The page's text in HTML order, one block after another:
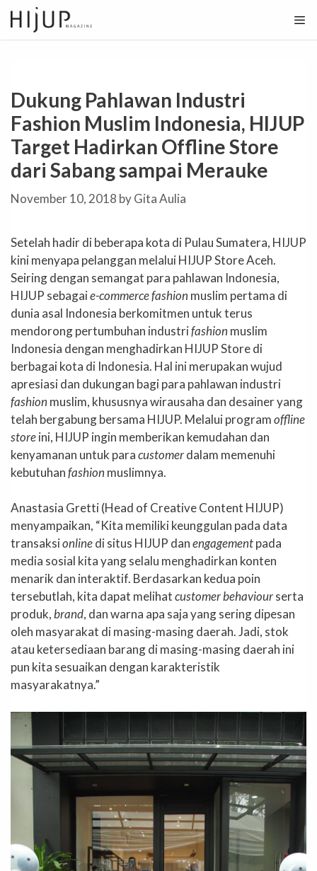
Skip
to
content
Dukung Pahlawan Industri
Fashion Muslim Indonesia, HIJUP
Target Hadirkan Offline Store
dari Sabang sampai Merauke
November 10, 2018 byGita Aulia
Setelah hadir di beberapa kota di Pulau Sumatera, HIJUP
kini menyapa pelanggan melalui HIJUP Store Aceh.
Seiring dengan semangat para pahlawan Indonesia,
HIJUP sebagaie-commerce fashion muslim pertama di
dunia asal Indonesia berkomitmen untuk terus
mendorong pertumbuhan industrifashion muslim
Indonesia dengan menghadirkan HIJUP Store di
berbagai kota di Indonesia. Hal ini merupakan wujud
apresiasi dan dukungan bagi para pahlawan industri
fashion muslim, khususnya wirausaha dan desainer yang
telah bergabung bersama HIJUP. Melalui programoffline
storeini, HIJUP ingin memberikan kemudahan dan
kenyamanan untuk paracustomerdalam memenuhi
kebutuhanfashion muslimnya.
Anastasia Gretti (Head of Creative Content HIJUP)
menyampaikan, “Kita memiliki keunggulan pada data
transaksionlinedi situs HIJUP danengagementpada
media sosial kita yang selalu menghadirkan konten
menarik dan interaktif. Berdasarkan kedua poin
tersebutlah, kita dapat melihatcustomer behaviourserta
produk,brand, dan warna apa saja yang sering dipesan
oleh masyarakat di masing-masing daerah. Jadi, stok
atau ketersediaan barang di masing-masing daerah ini
pun kita sesuaikan dengan karakteristik
masyarakatnya.”